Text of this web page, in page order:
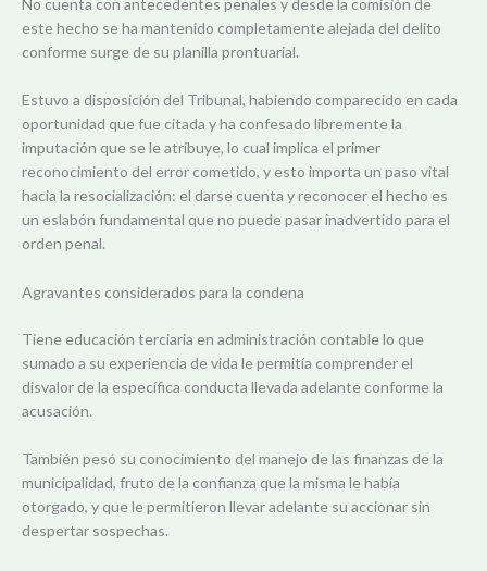
este hecho se ha mantenido completamente alejada del delito
conforme surge de su planilla prontuarial.
Estuvo a disposición del Tribunal, habiendo comparecido en cada
oportunidad que fue citada y ha confesado libremente la
imputación que se le atribuye, lo cual implica el primer
reconocimiento del error cometido, y esto importa un paso vital
hacia la resocialización: el darse cuenta y reconocer el hecho es
un eslabón fundamental que no puede pasar inadvertido para el
orden penal.
Agravantes considerados para la condena
Tiene educación terciaria en administración contable lo que
sumado a su experiencia de vida le permitía comprender el
disvalor de la específica conducta llevada adelante conforme la
acusación.
También pesó su conocimiento del manejo de las finanzas de la
municipalidad, fruto de la confianza que la misma le había
otorgado, y que le permitieron llevar adelante su accionar sin
despertar sospechas.